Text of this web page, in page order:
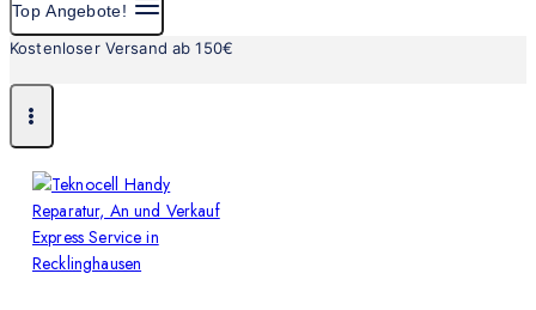
Top Angebote!
Kostenloser Versand ab 150€